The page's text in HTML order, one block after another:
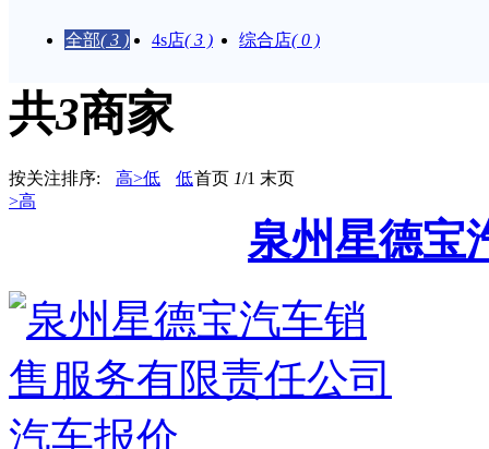
全部( 3 ) 4s店( 3 ) 综合店( 0 )
共3商家
按关注排序: 高>低
低
>高
首页 1/1 末页
泉州星德宝